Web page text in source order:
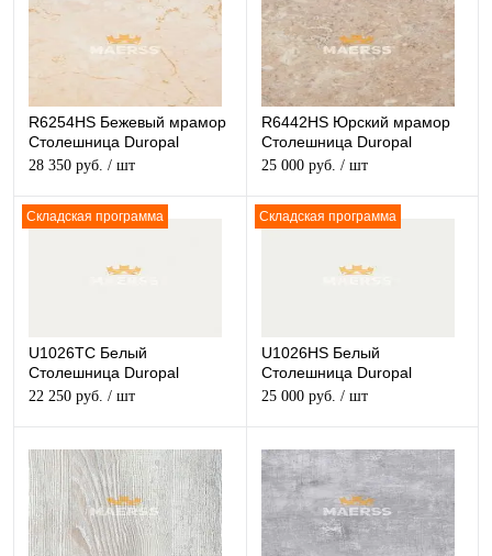
R6254HS Бежевый мрамор
Столешница Duropal
глянцевая
28 350 руб. / шт
R6442HS Юрский мрамор
Столешница Duropal
глянцевая
25 000 руб. / шт
Складская программа
U1026TC Белый
Столешница Duropal
матовая
22 250 руб. / шт
Складская программа
U1026HS Белый
Столешница Duropal
глянцевая
25 000 руб. / шт